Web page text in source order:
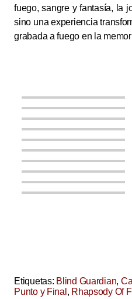
fuego, sangre y fantasía, la
sino una experiencia
grabada a fuego en la
Etiquetas: Blind Guardian,
Punto y Final , Rhapsody Of